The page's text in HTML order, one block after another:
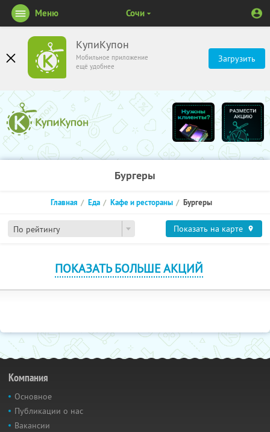
КупиКупон
Мобильное приложение
ещё удобнее
Загрузить
Меню Сочи
Бургеры
По рейтингу
Главная Еда Кафе и рестораны Бургеры
Показать на карте
ПОКАЗАТЬ БОЛЬШЕ АКЦИЙ
Компания
Основное
Публикации о нас
Вакансии